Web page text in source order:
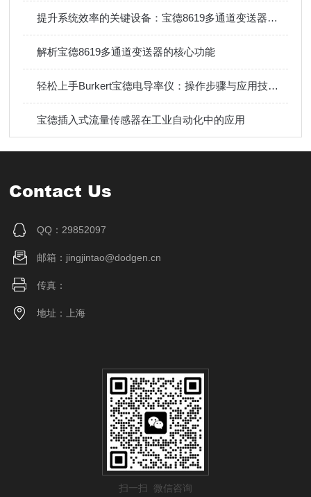
提升系统效率的关键设备：宝德8619多通道变送器技术详解
解析宝德8619多通道变送器的核心功能
轻松上手Burkert宝德电导率仪：操作步骤与应用技巧指南
宝德插入式流量传感器在工业自动化中的应用
Contact Us
QQ：29852097
邮箱：jingjintao@dodgen.cn
传真：
地址：上海
扫一扫 微信咨询